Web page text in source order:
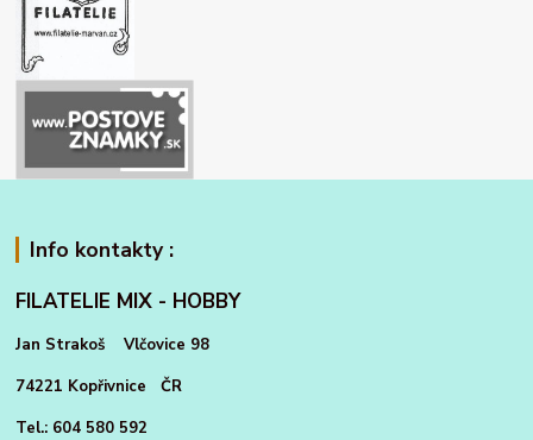
Info kontakty :
FILATELIE MIX - HOBBY
Jan Strakoš Vlčovice 98
74221 Kopřivnice ČR
Tel.: 604 580 592